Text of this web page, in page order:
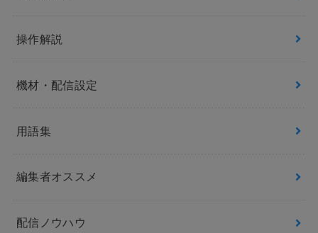
操作解説
機材・配信設定
用語集
編集者オススメ
配信ノウハウ